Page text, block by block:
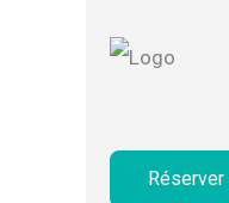
Réserver